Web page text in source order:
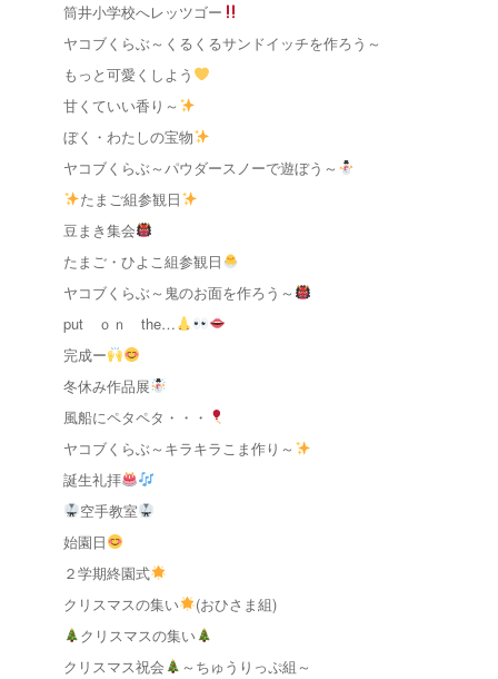
筒井小学校へレッツゴー
ヤコブくらぶ～くるくるサンドイッチを作ろう～
もっと可愛くしよう
甘くていい香り～
ぼく・わたしの宝物
ヤコブくらぶ～パウダースノーで遊ぼう～
たまご組参観日
豆まき集会
たまご・ひよこ組参観日
ヤコブくらぶ～鬼のお面を作ろう～
put ｏｎ the…
完成ー
冬休み作品展
風船にペタペタ・・・
ヤコブくらぶ～キラキラこま作り～
誕生礼拝
空手教室
始園日
２学期終園式
クリスマスの集い
(おひさま組)
クリスマスの集い
クリスマス祝会
～ちゅうりっぷ組～